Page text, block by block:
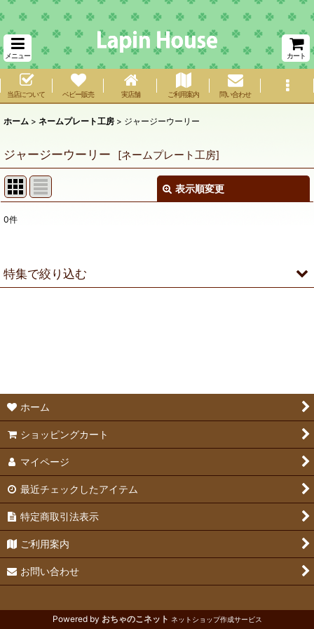
メニュー カート
当店について ベビー販売 実店舗 ご利用案内 問い合わせ
ホーム > ネームプレート工房 > ジャージーウーリー
ジャージーウーリー [ネームプレート工房]
表示順変更
0件
特集で絞り込む
ライオンヘッド
ジャージーウーリー
ドワーフホト
チンチラ
ホーム
ショッピングカート
マイページ
最近チェックしたアイテム
特定商取引法表示
ご利用案内
お問い合わせ
Powered by おちゃのこネット ネットショップ作成サービス